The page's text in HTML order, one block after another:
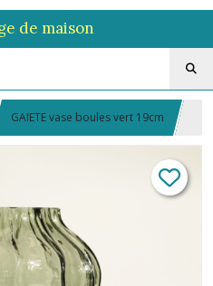
de maison
GAIETE vase boules vert 19cm